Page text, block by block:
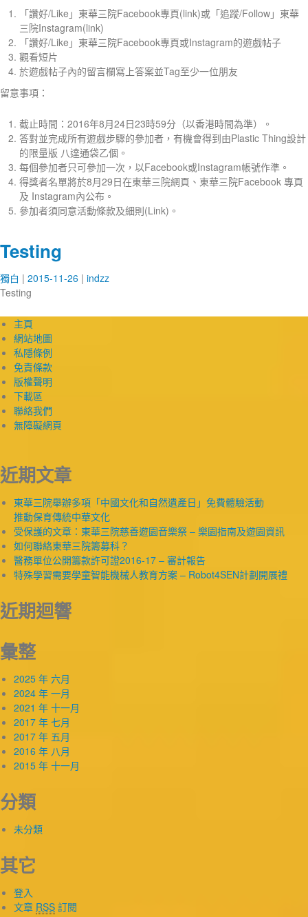
「讚好/Like」東華三院Facebook專頁(link)或「追蹤/Follow」東華
三院Instagram(link)
「讚好/Like」東華三院Facebook專頁或Instagram的遊戲帖子
觀看短片
於遊戲帖子內的留言欄寫上答案並Tag至少一位朋友
留意事項：
截止時間：2016年8月24日23時59分（以香港時間為準）。
答對並完成所有遊戲步驟的參加者，有機會得到由Plastic Thing設計
的限量版 八達通袋乙個。
每個參加者只可參加一次，以Facebook或Instagram帳號作準。
得獎者名單將於8月29日在東華三院網頁、東華三院Facebook 專頁
及 Instagram內公布。
參加者須同意活動條款及細則(Link)。
Testing
獨白 2015-11-26
indzz
Testing
主頁
網站地圖
私隱條例
免責條款
版權聲明
下載區
聯絡我們
無障礙網頁
近期文章
東華三院舉辦多項「中國文化和自然遺產日」免費體驗活動
推動保育傳統中華文化
受保護的文章：東華三院慈善遊園音樂祭 – 樂園指南及遊園資訊
如何聯絡東華三院籌募科？
醫務單位公開籌款許可證2016-17 – 審計報告
特殊學習需要學童智能機械人教育方案 – Robot4SEN計劃開展禮
近期迴響
彙整
2025 年 六月
2024 年 一月
2021 年 十一月
2017 年 七月
2017 年 五月
2016 年 八月
2015 年 十一月
分類
未分類
其它
登入
文章 RSS 訂閱